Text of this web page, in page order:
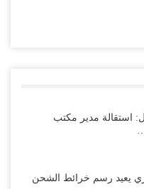
استقالة مدير مكتب
يعيد رسم خرائط الشحن